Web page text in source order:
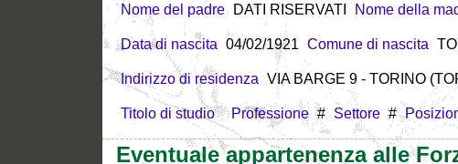
Nome del padre DATI RISERVATI Nome della
Data di nascita 04/02/1921 Comune di nascita
Indirizzo di residenza VIA BARGE 9 - TORINO
Titolo di studio Professione # Settore #
Eventuale appartenenza alle